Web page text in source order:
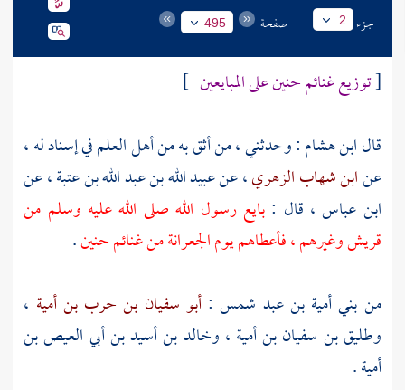
جزء 2 صفحة 495
[توزيع غنائم حنين على المبايعين ]
قالابن هشام: وحدثني ، من أثق به من أهل العلم في إسناد له ،
عنابن شهاب الزهري، عنعبيد الله بن عبد الله بن عتبة، عن
ابن عباس ، قال :بايع رسول الله صلى الله عليه وسلم من
قريشوغيرهم ، فأعطاهم يومالجعرانةمن غنائمحنين.
من بني أمية بن عبد شمس :أبو سفيان بن حرب بن أمية ،
وطليق بن سفيان بن أمية ، وخالد بن أسيد بن أبي العيص بن
أمية.